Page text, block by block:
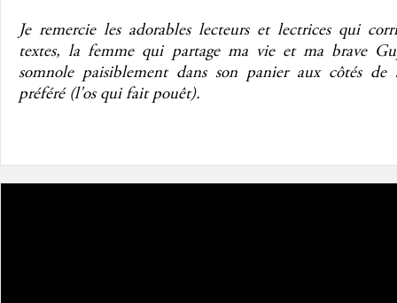
Je remercie les adorables lecteurs et lectrices qui
textes, la femme qui partage ma vie et ma brave
somnole paisiblement dans son panier aux côtés de
préféré (l'os qui fait pouêt).